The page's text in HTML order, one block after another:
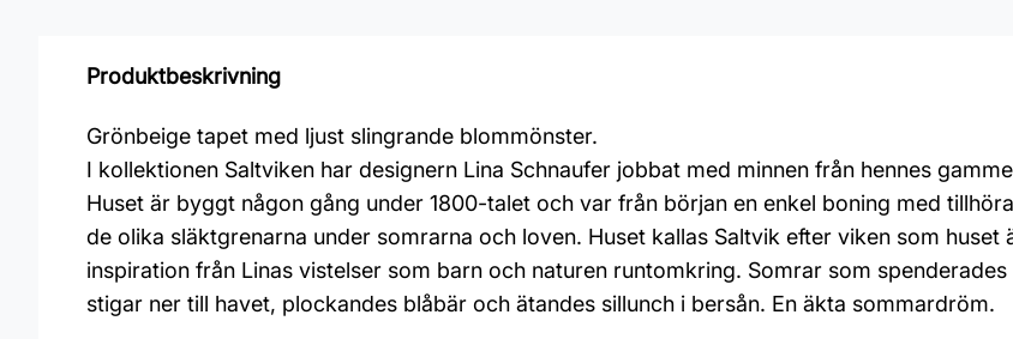
Produktbeskrivning
Grönbeige tapet med ljust slingrande blommönster.
I kollektionen Saltviken har designern Lina Schnaufer jobbat med minnen från hennes
Huset är byggt någon gång under 1800-talet och var från början en enkel boning med
de olika släktgrenarna under somrarna och loven. Huset kallas Saltvik efter viken som
inspiration från Linas vistelser som barn och naturen runtomkring. Somrar som
stigar ner till havet, plockandes blåbär och ätandes sillunch i bersån. En äkta sommardröm.